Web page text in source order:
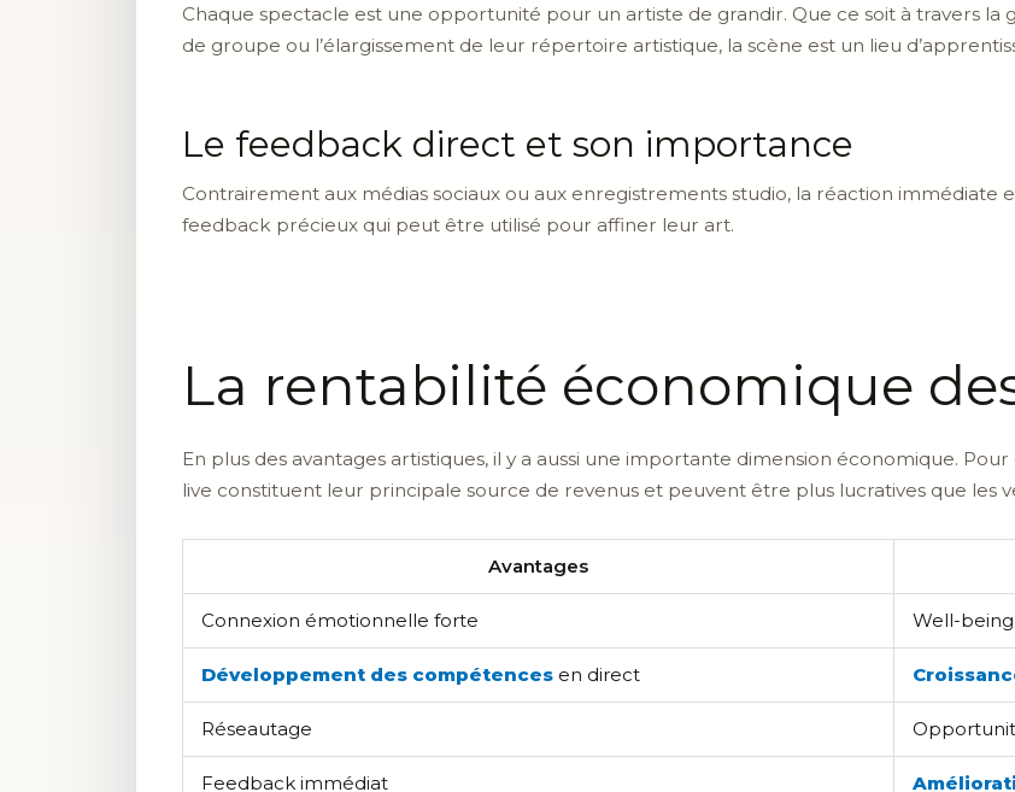
Chaque spectacle est une opportunité pour un artiste de grandir. Que ce soit à travers la
de groupe ou l’élargissement de leur répertoire artistique, la scène est un lieu
Le feedback direct et son importance
Contrairement aux médias sociaux ou aux enregistrements studio, la réaction immédiate
feedback précieux qui peut être utilisé pour affiner leur art.
La rentabilité économique
En plus des avantages artistiques, il y a aussi une importante dimension économique.
live constituent leur principale source de revenus et peuvent être plus lucratives que les
Avantages
Connexion émotionnelle forte Well-
Développement des compétences en direct
Réseautage
Feedback immédiat